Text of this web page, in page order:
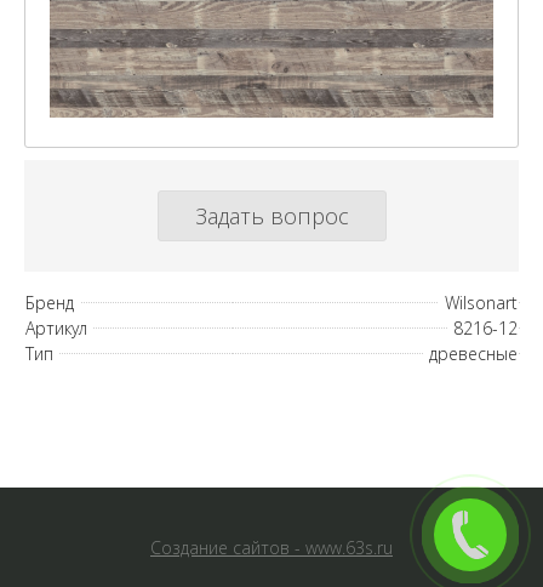
Задать вопрос
Бренд
Wilsonart
Артикул
8216-12
Тип
древесные
Создание сайтов - www.63s.ru